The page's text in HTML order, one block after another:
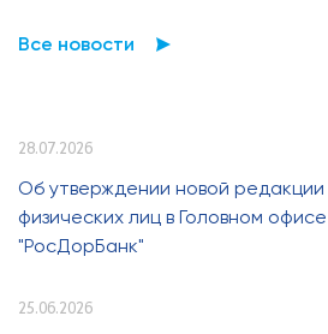
Все новости
28.07.2026
Об утверждении новой
физических лиц в Головном
"РосДорБанк"
25.06.2026